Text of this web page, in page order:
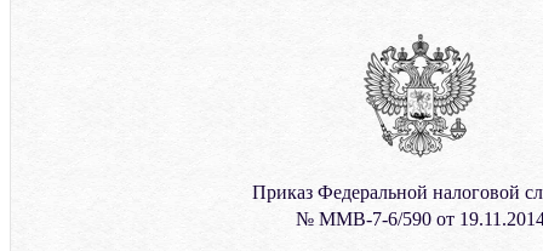
Приказ Федеральной налоговой
№ ММВ-7-6/590 от